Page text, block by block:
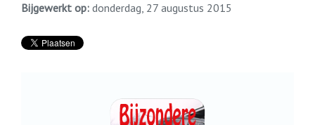
Bijgewerkt op: donderdag, 27 augustus 2015